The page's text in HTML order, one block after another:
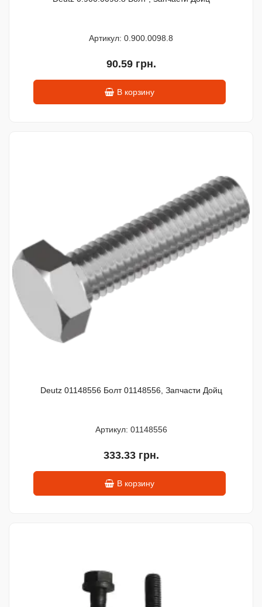
Артикул: 0.900.0098.8
90.59 грн.
В корзину
Deutz 01148556 Болт 01148556, Запчасти Дойц
Артикул: 01148556
333.33 грн.
В корзину